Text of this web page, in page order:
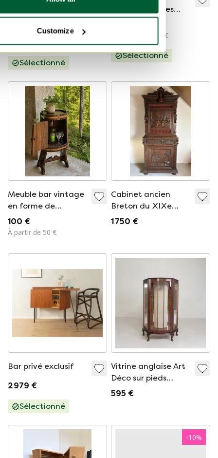
Customize
Modèle Expo
Sélectionné
vintage, années
1970
À partir de 7 500 €
Sélectionné
Meuble bar vintage
en forme de
tonneau
100 €
À partir de 50 €
Cabinet ancien
Breton du XIXe
siècle
1 750 €
Bar privé exclusif
2 979 €
Sélectionné
Vitrine anglaise Art
Déco sur pieds
ornés, années 1930
595 €
-10%